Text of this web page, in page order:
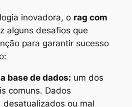
inovadora, o rag com
alguns desafios que
para garantir sucesso
base de dados: um dos
comuns. Dados
desatualizados ou mal